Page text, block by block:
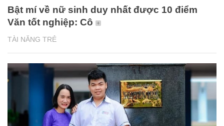
TÀI NĂNG TRẺ
Bật mí về nữ sinh duy nhất được 10 điểm
Văn tốt nghiệp: Cô